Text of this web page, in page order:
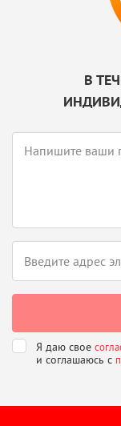
В
Я даю свое
и соглашаюсь с